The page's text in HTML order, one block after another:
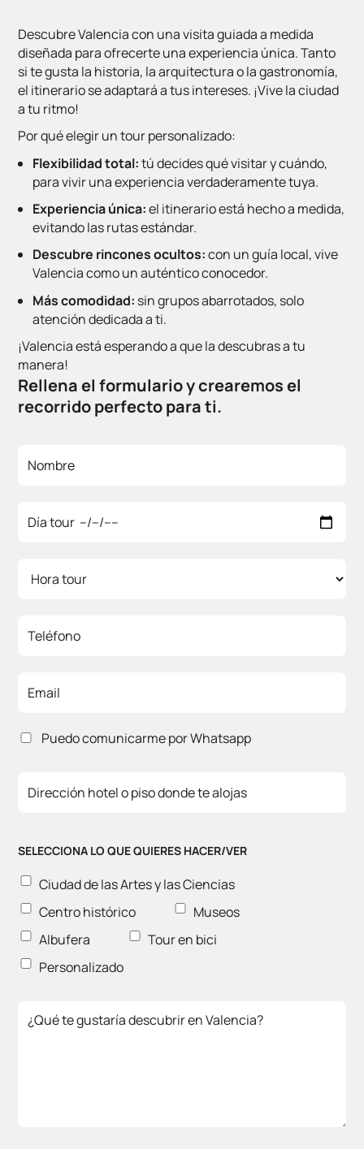
Descubre Valencia con una visita guiada a medida
diseñada para ofrecerte una experiencia única. Tanto
si te gusta la historia, la arquitectura o la gastronomía,
el itinerario se adaptará a tus intereses. ¡Vive la ciudad
a tu ritmo!
Por qué elegir un tour personalizado:
Flexibilidad total:tú decides qué visitar y cuándo,
para vivir una experiencia verdaderamente tuya.
Experiencia única:el itinerario está hecho a medida,
evitando las rutas estándar.
Descubre rincones ocultos:con un guía local, vive
Valencia como un auténtico conocedor.
Más comodidad: sin grupos abarrotados, solo
atención dedicada a ti.
¡Valencia está esperando a que la descubras a tu
manera!
Rellena el formulario y crearemos el
recorrido perfecto para ti.
Puedo comunicarme por Whatsapp
SELECCIONA LO QUE QUIERES HACER/VER
Ciudad de las Artes y las Ciencias
Centro histórico
Museos
Albufera
Tour en bici
Personalizado